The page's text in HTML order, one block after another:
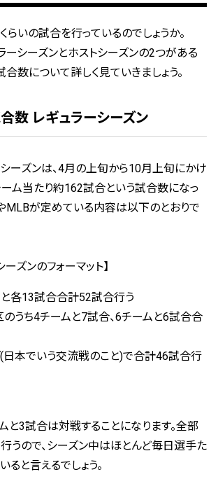
らいの試合を行っているのでしょうか。
ーシーズンとホストシーズンの2つがある
合数について詳しく見ていきましょう。
数 レギュラーシーズン
ーズンは、4月の上旬から10月上旬にかけ
ーム当たり約162試合という試合数になっ
MLBが定めている内容は以下のとおりで
ズンのフォーマット】
各13試合合計52試合行う
うち4チームと7試合、6チームと6試合合
日本でいう交流戦のこと)で合計46試合行
と3試合は対戦することになります。全部
うので、シーズン中はほとんど毎日選手た
ると言えるでしょう。